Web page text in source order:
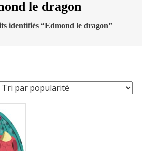
le dragon
identifiés “Edmond le dragon”